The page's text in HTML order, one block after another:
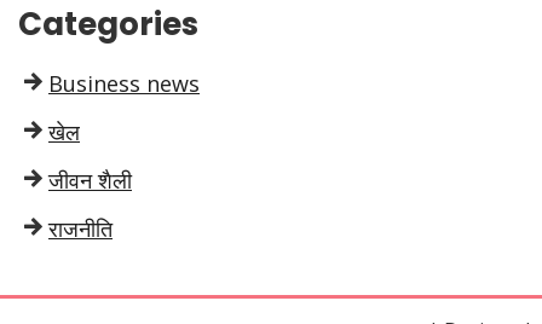
Categories
Business news
खेल
जीवन शैली
राजनीति